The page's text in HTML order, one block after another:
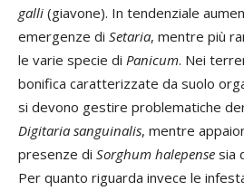
galli (giavone). In tendenziale
emergenze di Setaria, mentre più
le varie specie di Panicum. Nei
bonifica caratterizzate da suolo
si devono gestire problematiche
Digitaria sanguinalis, mentre
presenze di Sorghum halepense sia
Per quanto riguarda invece le